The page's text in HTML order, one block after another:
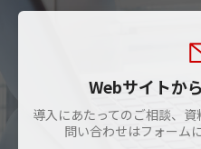
Webサイトか
導入にあたってのご相談、
問い合わせはフォーム